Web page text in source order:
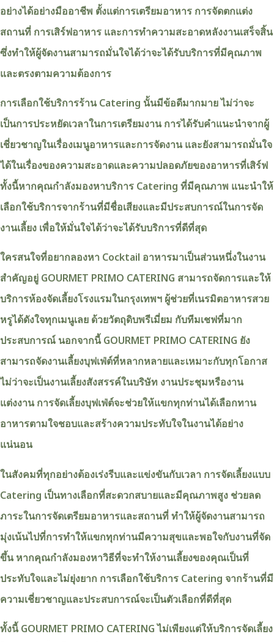
อย่างได้อย่างมืออาชีพ ตั้งแต่การเตรียมอาหาร การจัดตกแต่ง
สถานที่ การเสิร์ฟอาหาร และการทำความสะอาดหลังงานเสร็จสิ้น
ซึ่งทำให้ผู้จัดงานสามารถมั่นใจได้ว่าจะได้รับบริการที่มีคุณภาพ
และตรงตามความต้องการ
การเลือกใช้บริการร้าน Catering นั้นมีข้อดีมากมาย ไม่ว่าจะ
เป็นการประหยัดเวลาในการเตรียมงาน การได้รับคำแนะนำจากผู้
เชี่ยวชาญในเรื่องเมนูอาหารและการจัดงาน และยังสามารถมั่นใจ
ได้ในเรื่องของความสะอาดและความปลอดภัยของอาหารที่เสิร์ฟ
ทั้งนี้หากคุณกำลังมองหาบริการ Catering ที่มีคุณภาพ แนะนำให้
เลือกใช้บริการจากร้านที่มีชื่อเสียงและมีประสบการณ์ในการจัด
งานเลี้ยง เพื่อให้มั่นใจได้ว่าจะได้รับบริการที่ดีที่สุด
ใครสนใจที่อยากลองหา Cocktail อาหารมาเป็นส่วนหนึ่งในงาน
สำคัญอยู่ GOURMET PRIMO CATERING สามารถจัดการและให้
บริการห้องจัดเลี้ยงโรงแรมในกรุงเทพฯ ผู้ช่วยที่เนรมิตอาหารสวย
หรูได้ดังใจทุกเมนูเลย ด้วยวัตถุดิบพรีเมี่ยม กับทีมเชฟที่มาก
ประสบการณ์ นอกจากนี้ GOURMET PRIMO CATERING ยัง
สามารถจัดงานเลี้ยงบุฟเฟ่ต์ที่หลากหลายและเหมาะกับทุกโอกาส
ไม่ว่าจะเป็นงานเลี้ยงสังสรรค์ในบริษัท งานประชุมหรืองาน
แต่งงาน การจัดเลี้ยงบุฟเฟ่ต์จะช่วยให้แขกทุกท่านได้เลือกทาน
อาหารตามใจชอบและสร้างความประทับใจในงานได้อย่าง
แน่นอน
ในสังคมที่ทุกอย่างต้องเร่งรีบและแข่งขันกับเวลา การจัดเลี้ยงแบบ
Catering เป็นทางเลือกที่สะดวกสบายและมีคุณภาพสูง ช่วยลด
ภาระในการจัดเตรียมอาหารและสถานที่ ทำให้ผู้จัดงานสามารถ
มุ่งเน้นไปที่การทำให้แขกทุกท่านมีความสุขและพอใจกับงานที่จัด
ขึ้น หากคุณกำลังมองหาวิธีที่จะทำให้งานเลี้ยงของคุณเป็นที่
ประทับใจและไม่ยุ่งยาก การเลือกใช้บริการ Catering จากร้านที่มี
ความเชี่ยวชาญและประสบการณ์จะเป็นตัวเลือกที่ดีที่สุด
ทั้งนี้ GOURMET PRIMO CATERING ไม่เพียงแต่ให้บริการจัดเลี้ยง